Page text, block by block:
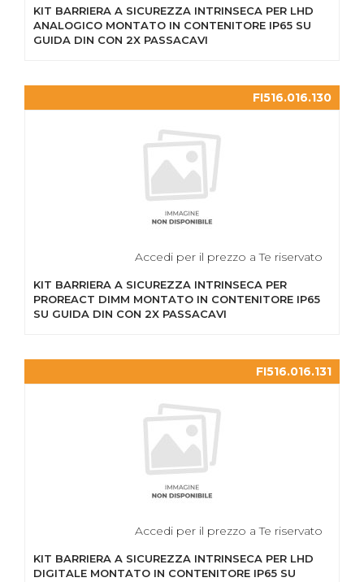
KIT BARRIERA A SICUREZZA INTRINSECA PER LHD
ANALOGICO MONTATO IN CONTENITORE IP65 SU
GUIDA DIN CON 2X PASSACAVI
FI516.016.130
Accedi per il prezzo a Te riservato
KIT BARRIERA A SICUREZZA INTRINSECA PER
PROREACT DIMM MONTATO IN CONTENITORE IP65
SU GUIDA DIN CON 2X PASSACAVI
FI516.016.131
Accedi per il prezzo a Te riservato
KIT BARRIERA A SICUREZZA INTRINSECA PER LHD
DIGITALE MONTATO IN CONTENITORE IP65 SU